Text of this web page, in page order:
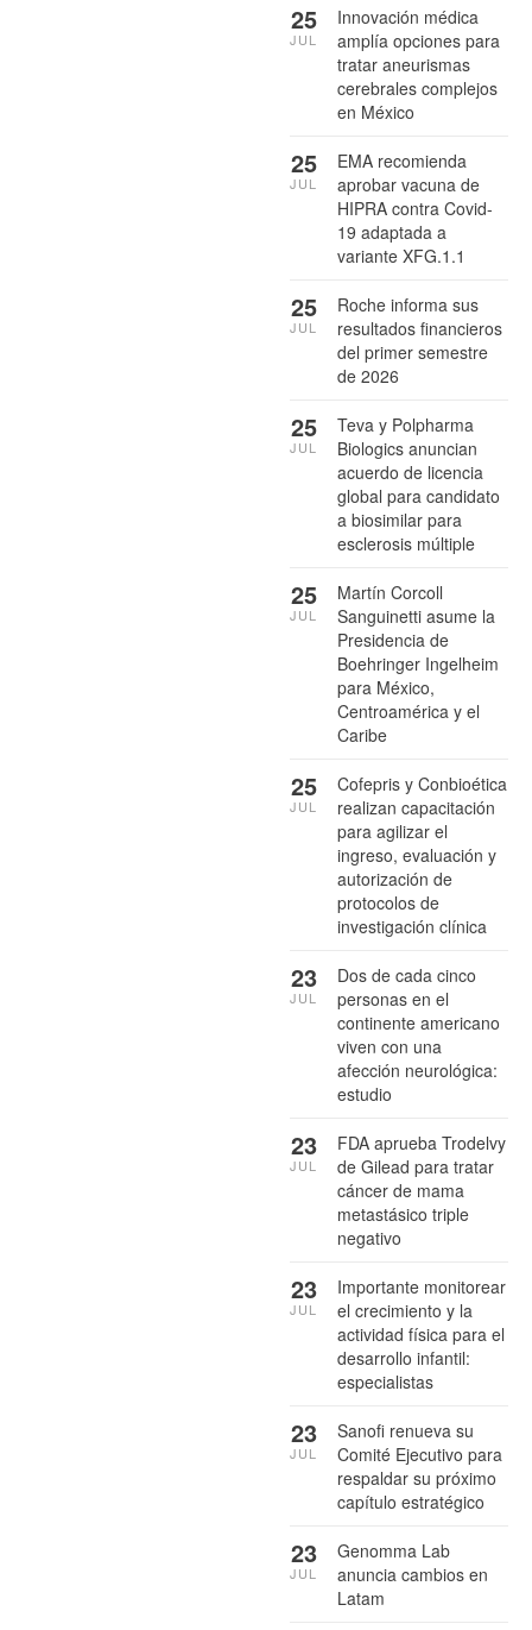
Innovación médica
amplía opciones para
tratar aneurismas
cerebrales complejos
en México
25
JUL
EMA recomienda
aprobar vacuna de
HIPRA contra Covid-
19 adaptada a
variante XFG.1.1
25
JUL
Roche informa sus
resultados financieros
del primer semestre
de 2026
25
JUL
Teva y Polpharma
Biologics anuncian
acuerdo de licencia
global para candidato
a biosimilar para
esclerosis múltiple
25
JUL
Martín Corcoll
Sanguinetti asume la
Presidencia de
Boehringer Ingelheim
para México,
Centroamérica y el
Caribe
25
JUL
Cofepris y Conbioética
realizan capacitación
para agilizar el
ingreso, evaluación y
autorización de
protocolos de
investigación clínica
25
JUL
Dos de cada cinco
personas en el
continente americano
viven con una
afección neurológica:
estudio
23
JUL
FDA aprueba Trodelvy
de Gilead para tratar
cáncer de mama
metastásico triple
negativo
23
JUL
Importante monitorear
el crecimiento y la
actividad física para el
desarrollo infantil:
especialistas
23
JUL
Sanofi renueva su
Comité Ejecutivo para
respaldar su próximo
capítulo estratégico
23
JUL
Genomma Lab
anuncia cambios en
Latam
23
JUL